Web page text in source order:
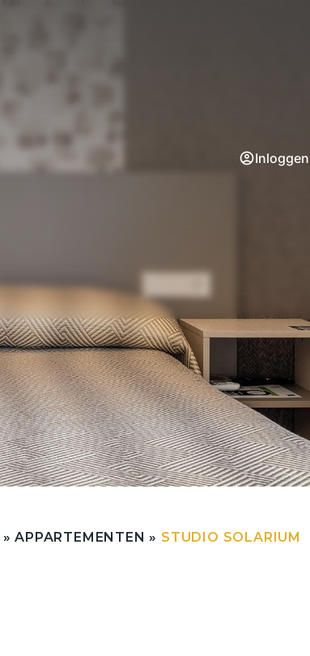
Inloggen
»APPARTEMENTEN » STUDIO SOLARIUM